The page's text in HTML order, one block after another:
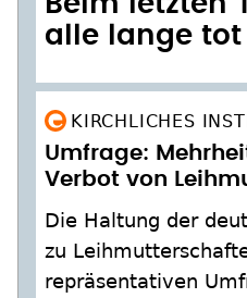
alle lange tot
KIRCHLICHES
Umfrage:
Verbot von
Die Haltung der
zu
repräsentativen